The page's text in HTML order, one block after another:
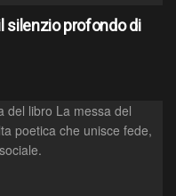
silenzio profondo di